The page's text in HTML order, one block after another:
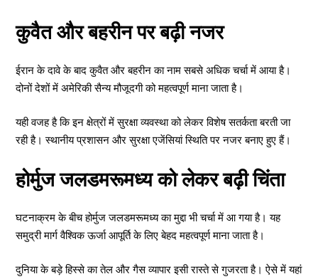
कुवैत और बहरीन पर बढ़ी नजर
ईरान के दावे के बाद कुवैत और बहरीन का नाम सबसे अधिक चर्चा में आया है।
दोनों देशों में अमेरिकी सैन्य मौजूदगी को महत्वपूर्ण माना जाता है।
यही वजह है कि इन क्षेत्रों में सुरक्षा व्यवस्था को लेकर विशेष सतर्कता बरती जा
रही है। स्थानीय प्रशासन और सुरक्षा एजेंसियां स्थिति पर नजर बनाए हुए हैं।
होर्मुज जलडमरूमध्य को लेकर बढ़ी चिंता
घटनाक्रम के बीच होर्मुज जलडमरूमध्य का मुद्दा भी चर्चा में आ गया है। यह
समुद्री मार्ग वैश्विक ऊर्जा आपूर्ति के लिए बेहद महत्वपूर्ण माना जाता है।
दुनिया के बड़े हिस्से का तेल और गैस व्यापार इसी रास्ते से गुजरता है। ऐसे में यहां